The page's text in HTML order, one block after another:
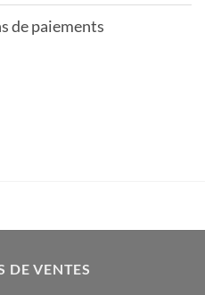
de paiements
DE VENTES